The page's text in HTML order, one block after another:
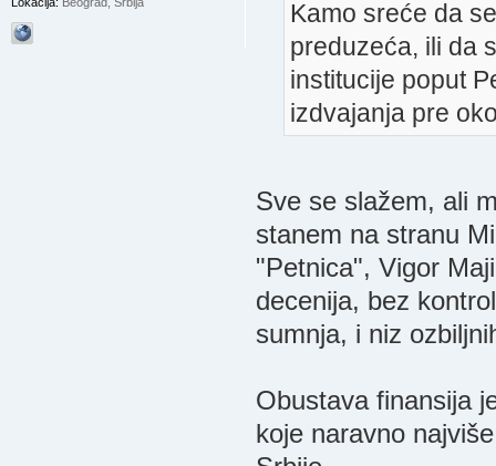
Kamo sreće da
preduzeća, ili da
institucije poput
izdvajanja pre
Sve se slažem, ali
stanem na stranu
"Petnica", Vigor
decenija, bez
sumnja, i niz
Obustava finansija
koje naravno